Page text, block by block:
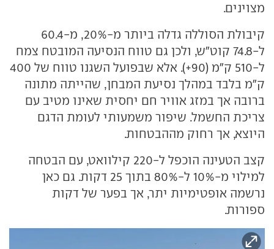
מצוינים.
קיבולת הסוללה גדלה ביותר מ-20%, מ-60.4
ל-74.8 קוט"ש, ולכן גם טווח הנסיעה המובטח צמח
ל-510 ק"מ (90+). אלא שבפועל השגנו טווח של 400
ק"מ בלבד במהלך נסיעת המבחן, שהייתה מתונה
ברובה אך במזג אוויר חם יחסית שאינו מטיב עם
צריכת החשמל. שיפור משמעותי לעומת הדגם
היוצא, אך רחוק מההבטחות.
קצב הטעינה הוכפל ל-220 קילוואט, עם הבטחה
למילוי מ-10% ל-80% בתוך 25 דקות. גם כאן
נרשמה אופטימיות יתר, אך בפער של דקות
ספורות.